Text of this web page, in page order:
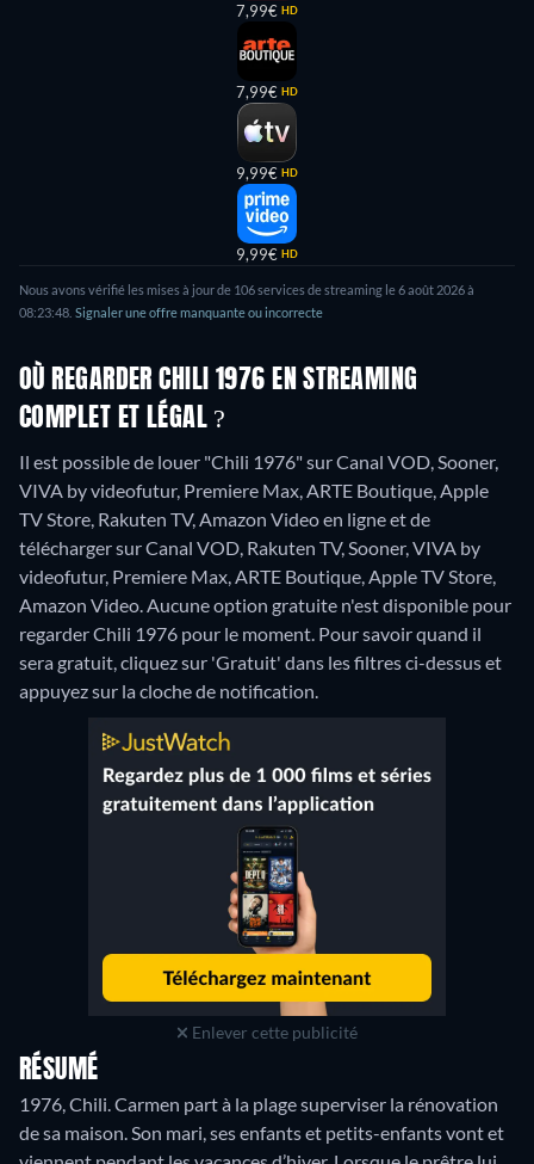
7,99€ HD
7,99€ HD
9,99€ HD
9,99€ HD
Nous avons vérifié les mises à jour de 106 services de streaming le 6 août 2026 à
08:23:48. Signaler une offre manquante ou incorrecte
OÙ REGARDER CHILI 1976 EN STREAMING
COMPLET ET LÉGAL ?
Il est possible de louer "Chili 1976" sur Canal VOD, Sooner,
VIVA by videofutur, Premiere Max, ARTE Boutique, Apple
TV Store, Rakuten TV, Amazon Video en ligne et de
télécharger sur Canal VOD, Rakuten TV, Sooner, VIVA by
videofutur, Premiere Max, ARTE Boutique, Apple TV Store,
Amazon Video.Aucune option gratuite n'est disponible pour
regarder Chili 1976 pour le moment. Pour savoir quand il
sera gratuit, cliquez sur 'Gratuit' dans les filtres ci-dessus et
appuyez sur la cloche de notification.
Enlever cette publicité
RÉSUMÉ
1976, Chili. Carmen part à la plage superviser la rénovation
de sa maison. Son mari, ses enfants et petits-enfants vont et